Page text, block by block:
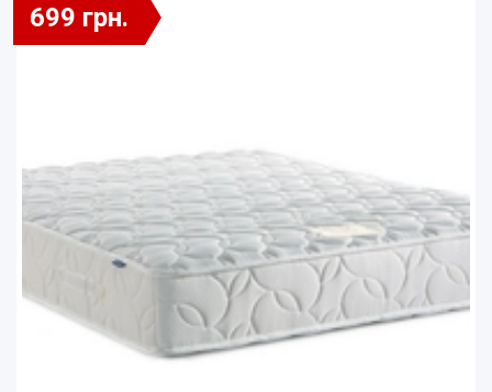
699 грн.